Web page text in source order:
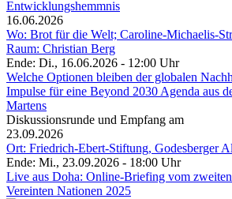
Entwicklungshemmnis
16.06.2026
Wo: Brot für die Welt; Caroline-Michaelis-
Raum: Christian Berg
Ende: Di., 16.06.2026 - 12:00 Uhr
Welche Optionen bleiben der globalen
Impulse für eine Beyond 2030 Agenda aus
Martens
Diskussionsrunde und Empfang am
23.09.2026
Ort: Friedrich-Ebert-Stiftung, Godesberger
Ende: Mi., 23.09.2026 - 18:00 Uhr
Live aus Doha: Online-Briefing vom
Vereinten Nationen 2025